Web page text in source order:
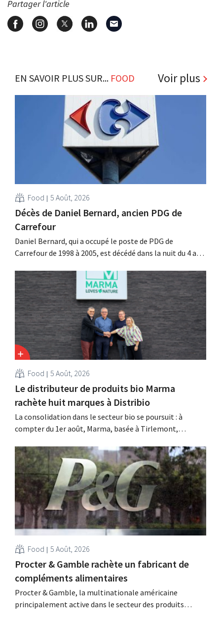
Partager l'article
EN SAVOIR PLUS SUR... FOOD Voir plus
Food 5 Août, 2026
Décès de Daniel Bernard, ancien PDG de
Carrefour
Daniel Bernard, qui a occupé le poste de PDG de
Carrefour de 1998 à 2005, est décédé dans la nuit du 4 au 5
l'enseigne, mené à bien la fusion avec Promodès et
racheté GB, alors leader du marché belge.
Food 5 Août, 2026
Le distributeur de produits bio Marma
rachète huit marques à Distribio
La consolidation dans le secteur bio se poursuit : à
compter du 1er août, Marma, basée à Tirlemont,
bio de Distribio. Les deux entreprises souhaitent ainsi se
concentrer davantage sur leurs activités principales.
Food 5 Août, 2026
Procter & Gamble rachète un fabricant de
compléments alimentaires
Procter & Gamble, la multinationale américaine
principalement active dans le secteur des produits